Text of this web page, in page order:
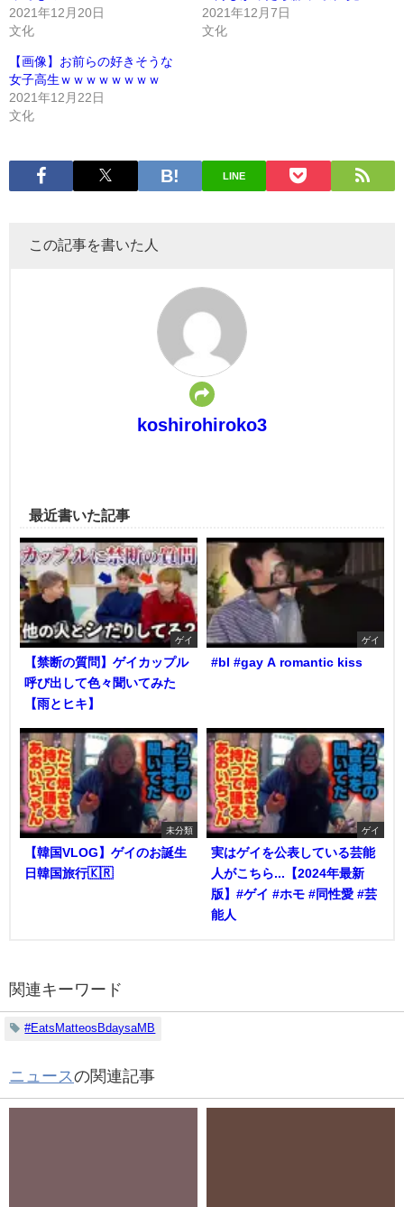
2021年12月20日
文化
2021年12月7日
文化
【画像】お前らの好きそうな
女子高生ｗｗｗｗｗｗｗｗ
2021年12月22日
文化
LINE
この記事を書いた人
koshirohiroko3
最近書いた記事
ゲイ
【禁断の質問】ゲイカップル
呼び出して色々聞いてみた
【雨とヒキ】
ゲイ
#bl #gay A romantic kiss
未分類
【韓国VLOG】ゲイのお誕生
日韓国旅行🇰🇷
ゲイ
実はゲイを公表している芸能
人がこちら...【2024年最新
版】#ゲイ #ホモ #同性愛 #芸
能人
関連キーワード
#EatsMatteosBdaysaMB
ニュースの関連記事